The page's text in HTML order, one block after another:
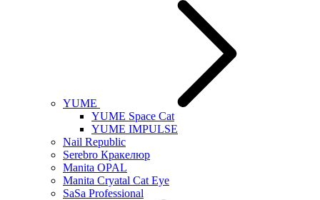
YUME
YUME Space Cat
YUME IMPULSE
Nail Republic
Serebro Кракелюр
Manita OPAL
Manita Cryatal Cat Eye
SaSa Professional